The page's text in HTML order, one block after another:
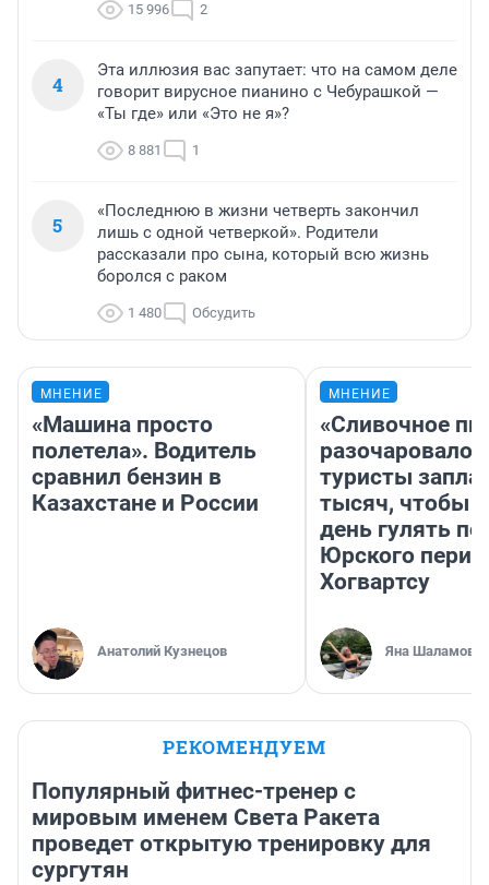
15 996 2
4
Эта иллюзия вас запутает: что на самом деле
говорит вирусное пианино с Чебурашкой —
«Ты где» или «Это не я»?
8 881 1
5
«Последнюю в жизни четверть закончил
лишь с одной четверкой». Родители
рассказали про сына, который всю жизнь
боролся с раком
1 480 Обсудить
МНЕНИЕ
«Машина просто
полетела». Водитель
сравнил бензин в
Казахстане и России
Анатолий Кузнецов
МНЕНИЕ
«Сливочное
разочаровало»:
туристы
тысяч, чтобы
день гулять по
Юрского
Хогвартсу
Яна Шаламова
РЕКОМЕНДУЕМ
Популярный фитнес-тренер с
мировым именем Света Ракета
проведет открытую тренировку для
сургутян